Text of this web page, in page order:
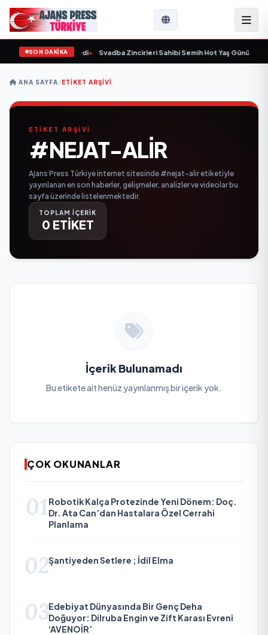
SON DAKİKA
yaşamını yitirdi• Svadba Zincirleri Sahibi Semih Hot Yaş Gününü
ANA SAYFA/ETIKET ARŞIVI
ETİKET ARŞİVİ
#NEJAT-ALIR
Ajans Press Türkiye internet sitesinde #nejat-alir etiketiyle
yayınlanan en son haberler, gelişmeler, analizler ve videolar bu
sayfa üzerinde listelenmektedir.
TOPLAM İÇERİK
0 ETİKET
İçerik Bulunamadı
Bu etikete ait henüz yayınlanmış bir içerik yok.
ÇOK OKUNANLAR
01 Robotik Kalça Protezinde Yeni Dönem: Doç.
Dr. Ata Can’dan Hastalara Özel Cerrahi
Planlama
02Şantiyeden Setlere ; İdil Elma
03Edebiyat Dünyasında Bir Genç Deha
Doğuyor: Dilruba Engin ve Zift Karası Evreni
‘AVENOİR’